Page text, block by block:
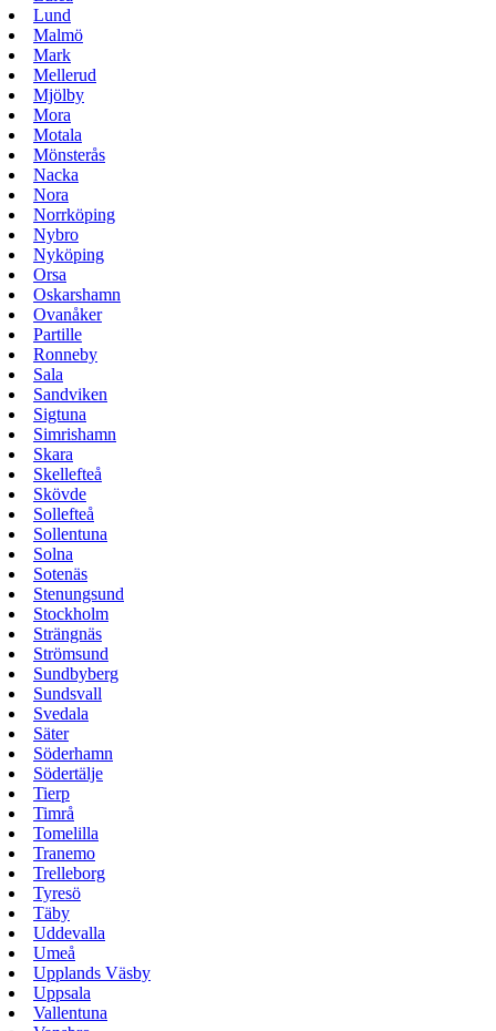
Lund
Malmö
Mark
Mellerud
Mjölby
Mora
Motala
Mönsterås
Nacka
Nora
Norrköping
Nybro
Nyköping
Orsa
Oskarshamn
Ovanåker
Partille
Ronneby
Sala
Sandviken
Sigtuna
Simrishamn
Skara
Skellefteå
Skövde
Sollefteå
Sollentuna
Solna
Sotenäs
Stenungsund
Stockholm
Strängnäs
Strömsund
Sundbyberg
Sundsvall
Svedala
Säter
Söderhamn
Södertälje
Tierp
Timrå
Tomelilla
Tranemo
Trelleborg
Tyresö
Täby
Uddevalla
Umeå
Upplands Väsby
Uppsala
Vallentuna